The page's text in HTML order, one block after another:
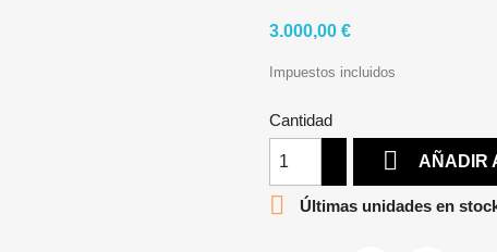
3.000,00 €
Impuestos incluidos
Cantidad
 AÑADIR
 Últimas unidades en